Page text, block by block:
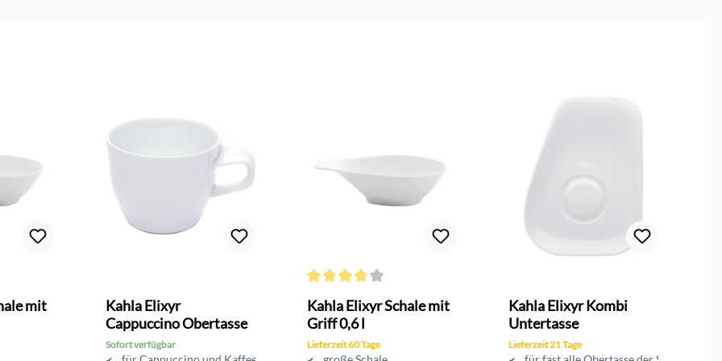
mit
Kahla Elixyr
Cappuccino Obertasse
Sofort verfügbar
Kahla Elixyr Schale mit
Griff 0,6 l
Lieferzeit 60 Tage
Kahla Elixyr Kombi
Untertasse
Lieferzeit 21 Tage